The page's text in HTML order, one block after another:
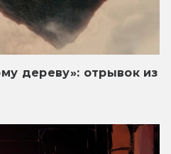
дереву»: отрывок из